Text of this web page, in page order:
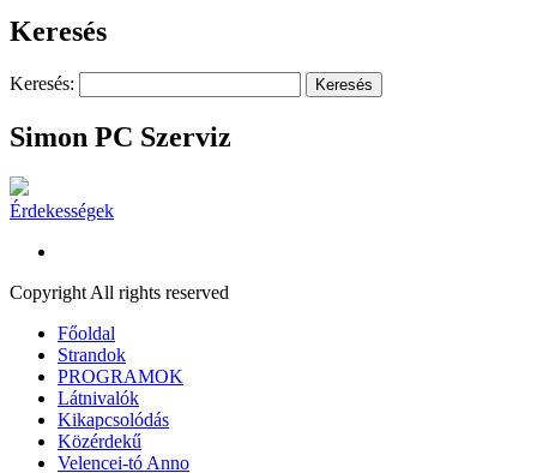
Keresés
Keresés:
Simon PC Szerviz
Érdekességek
Copyright All rights reserved
Főoldal
Strandok
PROGRAMOK
Látnivalók
Kikapcsolódás
Közérdekű
Velencei-tó Anno